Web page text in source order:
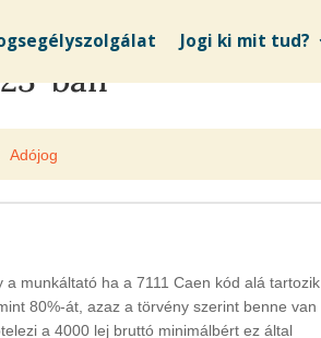
Jogi ki mit tud?
ban
Adójog
munkáltató ha a 7111 Caen kód alá tartozik
80%-át, azaz a törvény szerint benne van
a 4000 lej bruttó minimálbért ez által